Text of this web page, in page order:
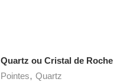
Quartz ou Cristal de Roche
Pointes, Quartz